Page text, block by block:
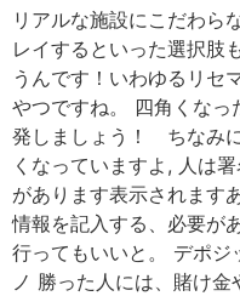
リアルな施設にこだわら
レイするといった選択肢
うんです！いわゆるリセ
やつですね。 四角くなっ
発しましょう！ ちなみ
くなっていますよ, 人は
があります表示されます
情報を記入する、必要が
行ってもいいと。 デポジ
ノ 勝った人には、賭け